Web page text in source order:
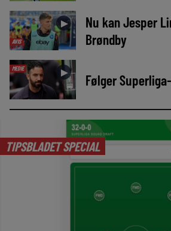
AVIS
►
Nu kan Jesper
Brøndby
MEDIE ► Følger
TIPSBLADET SPECIAL